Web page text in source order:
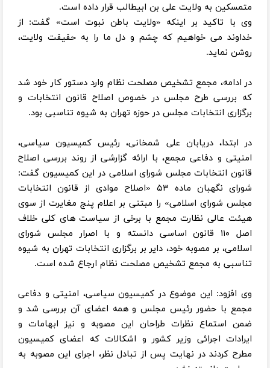
متمسکین به ولایت علی بن ابیطالب قرار داده است.
وی با تاکید بر اینکه «ولایت باطن نبوت است» گفت: از
خداوند می خواهیم که چشم و دل ما را به حقیقت ولایت،
روشن نماید.
در ادامه، مجمع تشخیص مصلحت نظام وارد دستور کار خود شد
که بررسی طرح مجلس در خصوص اصلاح قانون انتخابات و
برگزاری انتخابات مجلس در حوزه تهران به شیوه تناسبی بود.
در ابتدا، دریابان علی شمخانی، رئیس کمیسیون سیاسی،
امنیتی و دفاعی مجمع، با ارائه گزارشی از روند بررسی اصلاح
قانون انتخابات مجلس شورای اسلامی در این کمیسیون گفت:
شورای نگهبان ماده ۵۳ «اصلاح موادی از قانون انتخابات
مجلس شورای اسلامی» را مبتنی بر اعلام پنج مغایرت از سوی
هیئت عالی نظارت مجمع با برخی از سیاست های کلی خلاف
اصل ۱۱۰ قانون اساسی دانسته و با اصرار مجلس شورای
اسلامی، بر مصوبه خود، دایر بر برگزاری انتخابات تهران به شیوه
تناسبی به مجمع تشخیص مصلحت نظام ارجاع شده است.
وی افزود: این موضوع در کمیسیون سیاسی، امنیتی و دفاعی
مجمع با حضور رئیس مجلس و همه اعضای آن بررسی شد و
ضمن استماع نظرات طراحان این مصوبه و نیز ابهامات و
ایرادات اجرائی وزیر کشور و اشکالات که اعضای کمیسیون
مطرح کردند در نهایت پس از تبادل نظر، اجرای این مصوبه به